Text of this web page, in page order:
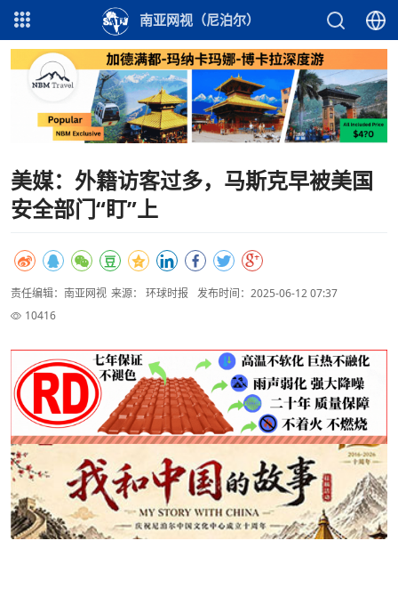
南亚网视（尼泊尔）
美媒：外籍访客过多，马斯克早被美国
安全部门“盯”上
责任编辑：南亚网视 来源： 环球时报
发布时间：2025-06-12 07:37
10416